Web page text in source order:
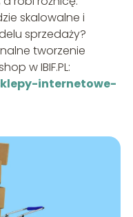
skalowalne i
sprzedaży?
tworzenie
w IBIF.PL:
internetowe-